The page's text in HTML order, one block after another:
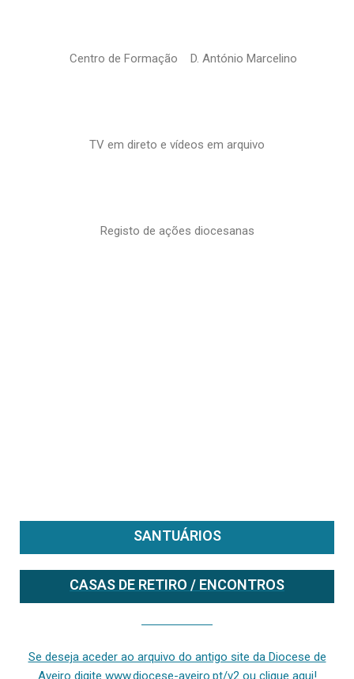
Centro de Formação D. António Marcelino
TV em direto e vídeos em arquivo
Registo de ações diocesanas
SANTUÁRIOS
CASAS DE RETIRO / ENCONTROS
Se deseja aceder ao arquivo do antigo site da Diocese de
Aveiro digite www.diocese-aveiro.pt/v2 ou clique aqui!